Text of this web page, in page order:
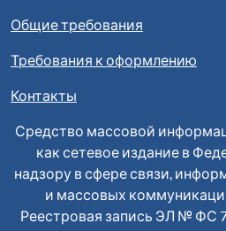
Общие требования
Требования к оформлению
Контакты
Средство массовой
как сетевое издание в
надзору в сфере связи,
и массовых
Реестровая запись ЭЛ № ФС